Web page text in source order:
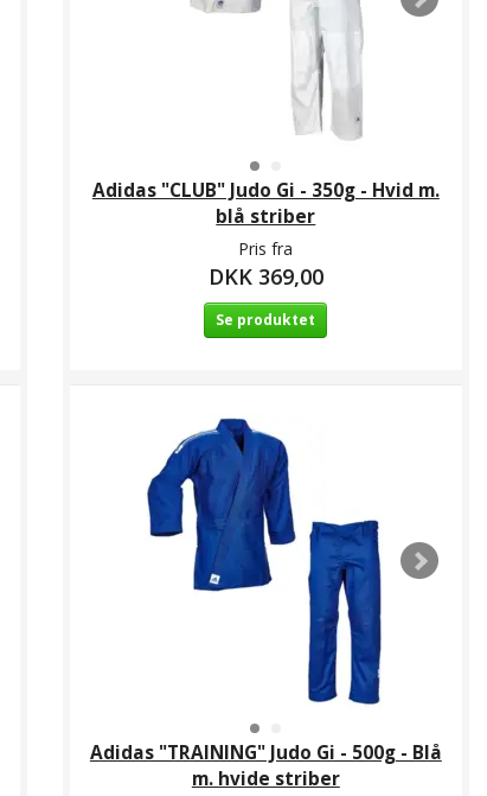
Adidas "CLUB" Judo Gi - 350g - Hvid m.
blå striber
Pris fra
DKK 369,00
Se produktet
Adidas "TRAINING" Judo Gi - 500g - Blå
m. hvide striber